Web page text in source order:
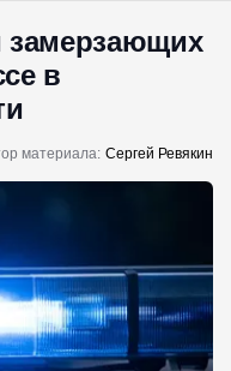
замерзающих
в
материала: Сергей Ревякин